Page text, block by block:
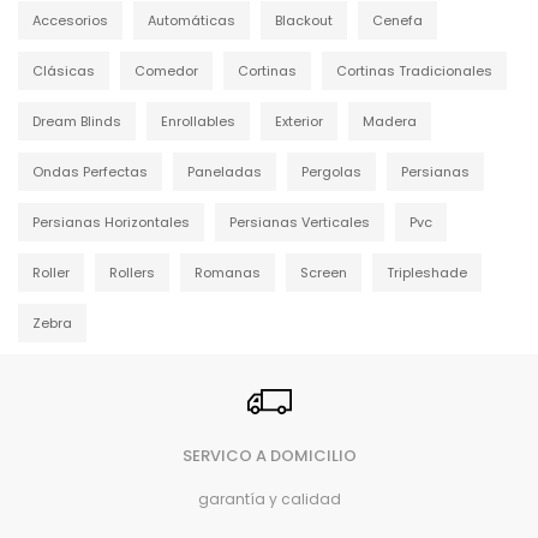
Accesorios Automáticas Blackout Cenefa
Clásicas Comedor Cortinas Cortinas Tradicionales
Dream Blinds Enrollables Exterior Madera
Ondas Perfectas Paneladas Pergolas Persianas
Persianas Horizontales Persianas Verticales Pvc
Roller Rollers Romanas Screen Tripleshade
Zebra
SERVICO A DOMICILIO
garantía y calidad